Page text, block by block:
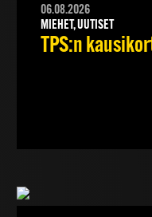
06.08.2026
MIEHET, UUTISET
TPS:n